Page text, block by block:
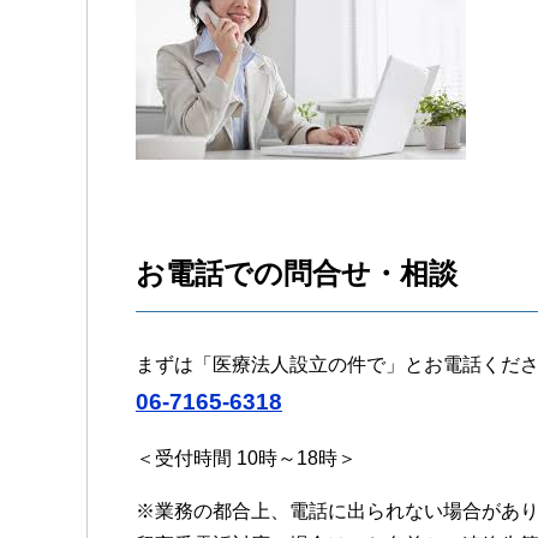
お電話での問合せ・相談
まずは「医療法人設立の件で」とお電話くださ
06-7165-6318
＜受付時間 10時～18時＞
※業務の都合上、電話に出られない場合があり